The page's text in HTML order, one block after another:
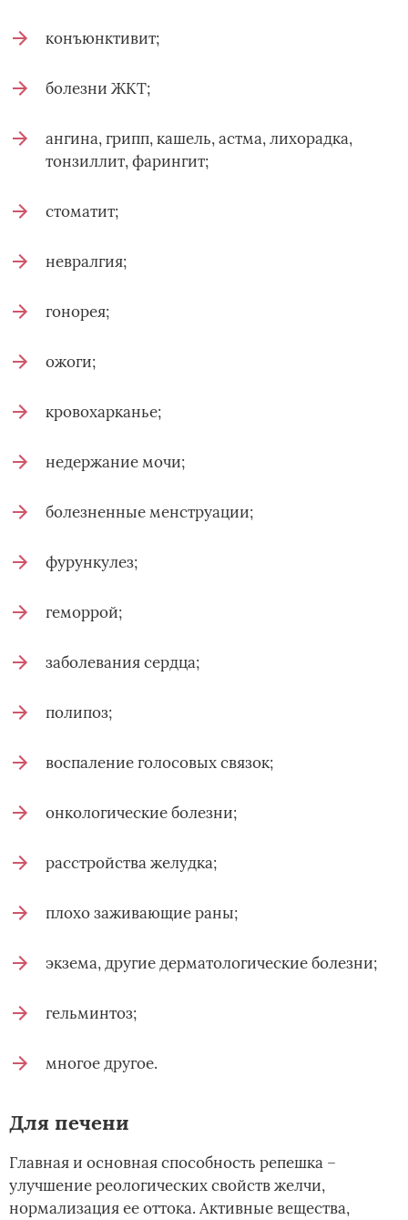
конъюнктивит;
болезни ЖКТ;
ангина, грипп, кашель, астма, лихорадка,
тонзиллит, фарингит;
стоматит;
невралгия;
гонорея;
ожоги;
кровохарканье;
недержание мочи;
болезненные менструации;
фурункулез;
геморрой;
заболевания сердца;
полипоз;
воспаление голосовых связок;
онкологические болезни;
расстройства желудка;
плохо заживающие раны;
экзема, другие дерматологические болезни;
гельминтоз;
многое другое.
Для печени
Главная и основная способность репешка –
улучшение реологических свойств желчи,
нормализация ее оттока. Активные вещества,